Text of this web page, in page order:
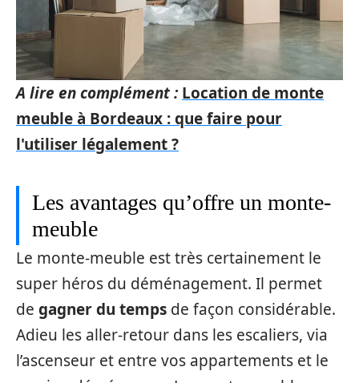
A lire en complément : Location de monte
meuble à Bordeaux : que faire pour
l'utiliser légalement ?
Les avantages qu’offre un monte-
meuble
Le monte-meuble est très certainement le
super héros du déménagement. Il permet
de gagner du temps de façon considérable.
Adieu les aller-retour dans les escaliers, via
l’ascenseur et entre vos appartements et le